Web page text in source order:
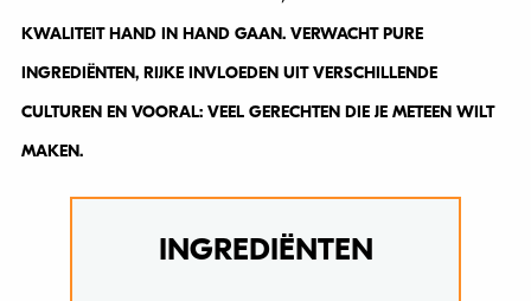
KWALITEIT HAND IN HAND GAAN. VERWACHT PURE
INGREDIËNTEN, RIJKE INVLOEDEN UIT VERSCHILLENDE
CULTUREN EN VOORAL: VEEL GERECHTEN DIE JE METEEN WILT
MAKEN.
INGREDIËNTEN